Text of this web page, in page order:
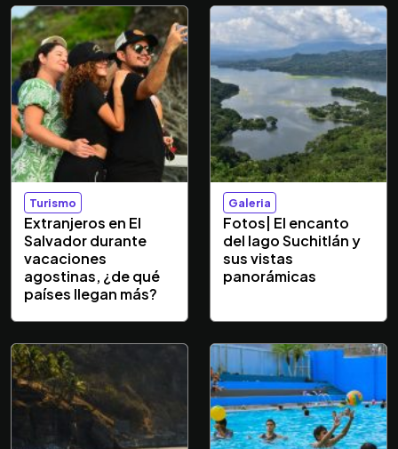
Turismo
Extranjeros en El
Salvador durante
vacaciones
agostinas, ¿de qué
países llegan más?
Galeria
Fotos| El encanto
del lago Suchitlán y
sus vistas
panorámicas